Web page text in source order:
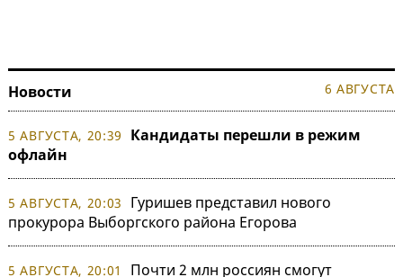
Новости 6 АВГУСТА
5 АВГУСТА, 20:39
Кандидаты перешли в режим
офлайн
5 АВГУСТА, 20:03
Гуришев представил нового
прокурора Выборгского района Егорова
5 АВГУСТА, 20:01 Почти 2 млн россиян смогут